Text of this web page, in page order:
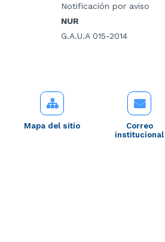
Notificación por aviso
NUR
G.A.U.A 015-2014
Mapa del sitio
Correo
institucional